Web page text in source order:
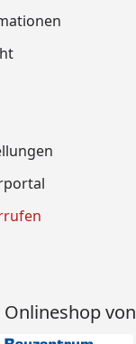
Onlineshop von